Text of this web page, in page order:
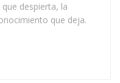
despierta, la
que deja.